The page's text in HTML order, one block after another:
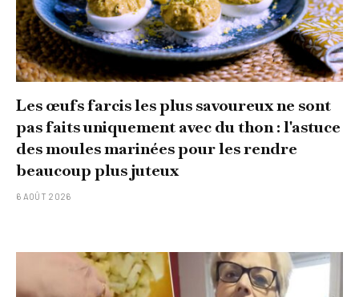
Les œufs farcis les plus savoureux ne sont
pas faits uniquement avec du thon : l'astuce
des moules marinées pour les rendre
beaucoup plus juteux
6 AOÛT 2026